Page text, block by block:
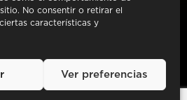
No consentir o retirar el
características y
Ver preferencias